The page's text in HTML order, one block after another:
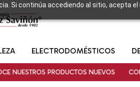
Si continúa accediendo al sitio, acepta el
ELECTRODOMÉSTICOS
PRODUCTOS NUEVOS CONOCE